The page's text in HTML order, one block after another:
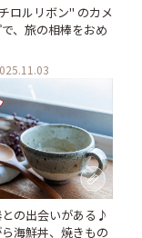
ロルリボン" のカメ
、旅の相棒をおめ
の出会いがある♪
海鮮丼、焼きもの